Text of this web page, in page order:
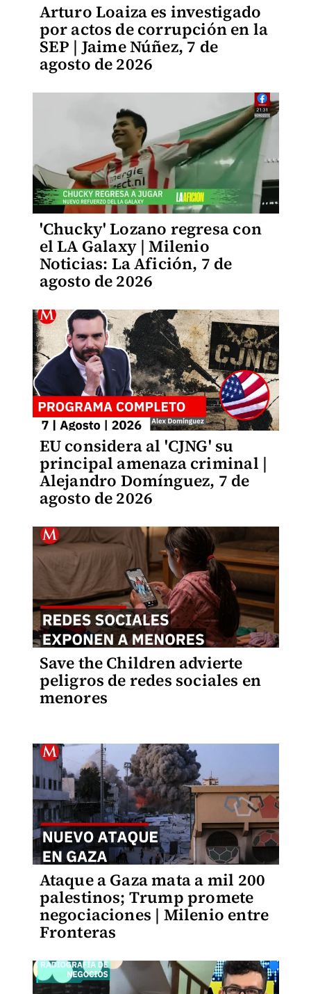
Arturo Loaiza es investigado
por actos de corrupción en la
SEP | Jaime Núñez, 7 de
agosto de 2026
'Chucky' Lozano regresa con
el LA Galaxy | Milenio
Noticias: La Afición, 7 de
agosto de 2026
EU considera al 'CJNG' su
principal amenaza criminal |
Alejandro Domínguez, 7 de
agosto de 2026
Save the Children advierte
peligros de redes sociales en
menores
Ataque a Gaza mata a mil 200
palestinos; Trump promete
negociaciones | Milenio entre
Fronteras